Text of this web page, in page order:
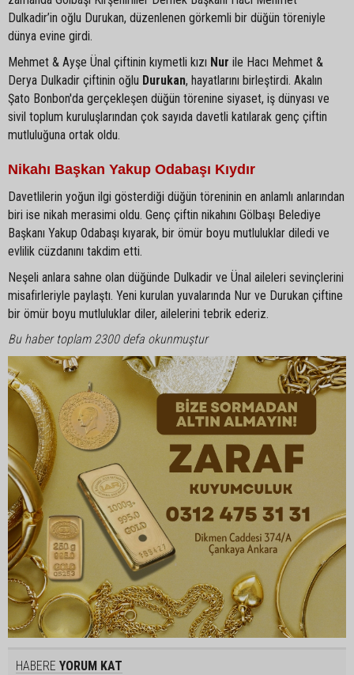
Dulkadir’in oğlu Durukan, düzenlenen görkemli bir düğün töreniyle
dünya evine girdi.
Mehmet & Ayşe Ünal çiftinin kıymetli kızı Nur ile Hacı Mehmet &
Derya Dulkadir çiftinin oğlu Durukan, hayatlarını birleştirdi. Akalın
Şato Bonbon'da gerçekleşen düğün törenine siyaset, iş dünyası ve
sivil toplum kuruluşlarından çok sayıda davetli katılarak genç çiftin
mutluluğuna ortak oldu.
Nikahı Başkan Yakup Odabaşı Kıydır
Davetlilerin yoğun ilgi gösterdiği düğün töreninin en anlamlı anlarından
biri ise nikah merasimi oldu. Genç çiftin nikahını Gölbaşı Belediye
Başkanı Yakup Odabaşı kıyarak, bir ömür boyu mutluluklar diledi ve
evlilik cüzdanını takdim etti.
Neşeli anlara sahne olan düğünde Dulkadir ve Ünal aileleri sevinçlerini
misafirleriyle paylaştı. Yeni kurulan yuvalarında Nur ve Durukan çiftine
bir ömür boyu mutluluklar diler, ailelerini tebrik ederiz.
Bu haber toplam 2300 defa okunmuştur
HABERE YORUM KAT